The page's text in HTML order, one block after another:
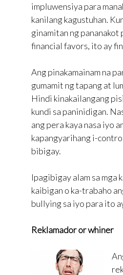
impluwensiya para
kanilang kagustuhan.
ginamitan ng pananakot
financial favors, ito ay
Ang pinakamainam na
gumamit ng tapang at
Hindi kinakailangang
kundi sa paninidigan.
ang pera kaya nasa iyo
kapangyarihang i-
bibigay.
Ipagibigay alam sa mga
kaibigan o ka-trabaho
bullying sa iyo para ito
Reklamador or whiner